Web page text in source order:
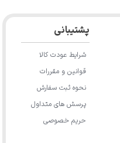
پشتیبانی
شرایط عودت کالا
قوانین و مقررات
نحوه ثبت سفارش
پرسش های متداول
حریم خصوصی